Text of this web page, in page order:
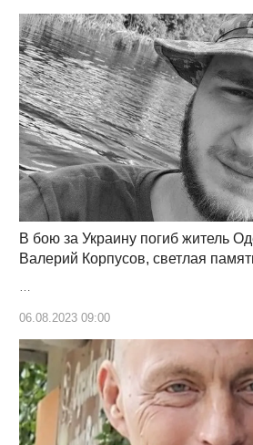
В бою за Украину погиб житель
Валерий Корпусов, светлая
…
06.08.2023 09:00